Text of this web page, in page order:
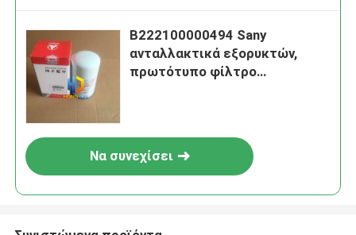
B222100000494 Sany
ανταλλακτικά εξορυκτών,
πρωτότυπο φίλτρο
Να συνεχίσει